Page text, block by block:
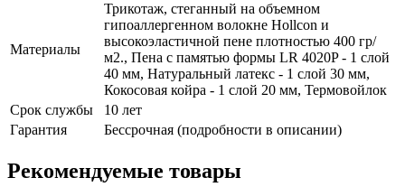
Материалы
Трикотаж, стеганный на объемном
гипоаллергенном волокне Hollcon и
высокоэластичной пене плотностью 400 гр/
м2., Пена с памятью формы LR 4020P - 1 слой
40 мм, Натуральный латекс - 1 слой 30 мм,
Кокосовая койра - 1 слой 20 мм, Термовойлок
Срок службы
10 лет
Гарантия
Бессрочная (подробности в описании)
Рекомендуемые товары